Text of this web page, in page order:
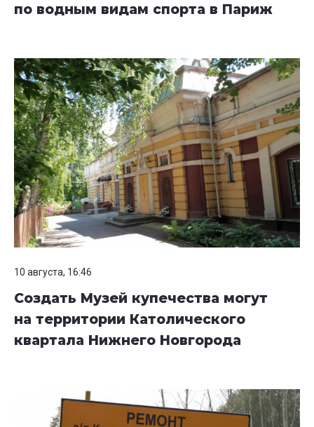
по водным видам спорта в Париж
10 августа, 16:46
Создать Музей купечества могут
на территории Католического
квартала Нижнего Новгорода